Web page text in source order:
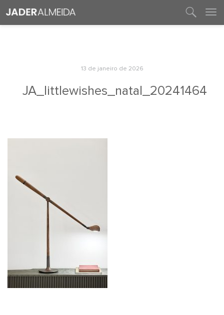
13 de janeiro de 2026
JA_littlewishes_natal_20241464